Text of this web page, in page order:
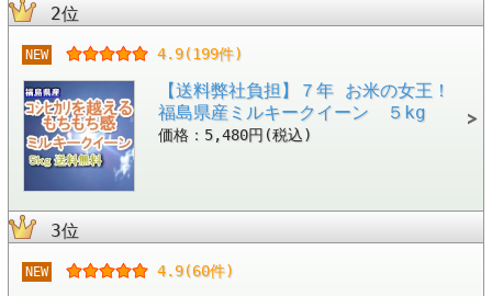
2位
NEW 4.9(199件)
【送料弊社負担】７年 お米の女王！
福島県産ミルキークイーン ５kg
価格：5,480円(税込)
3位
NEW 4.9(60件)